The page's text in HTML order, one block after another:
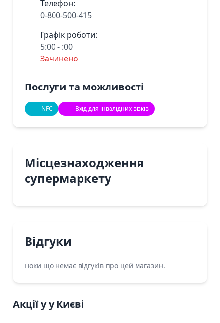
Телефон:
0-800-500-415
Графік роботи:
5:00 - :00
Зачинено
Послуги та можливості
NFC Вхід для інвалідних візків
Місцезнаходження
супермаркету
Відгуки
Поки що немає відгуків про цей магазин.
Акції у у Києві